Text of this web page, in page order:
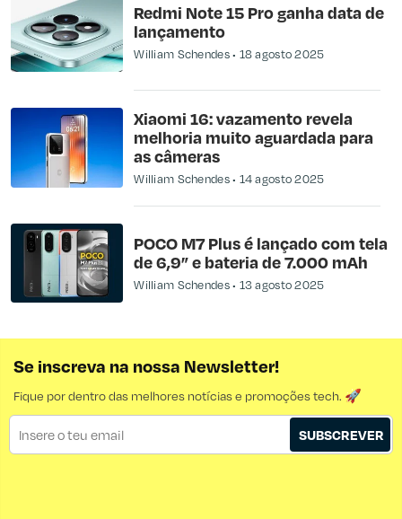
Redmi Note 15 Pro ganha data de
lançamento
William Schendes 18 agosto 2025
Xiaomi 16: vazamento revela
melhoria muito aguardada para
as câmeras
William Schendes 14 agosto 2025
POCO M7 Plus é lançado com tela
de 6,9” e bateria de 7.000 mAh
William Schendes 13 agosto 2025
Se inscreva na nossa Newsletter!
Fique por dentro das melhores notícias e promoções tech. 🚀
SUBSCREVER